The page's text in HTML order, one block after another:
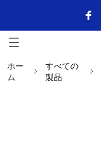
ホー
ム
すべての
製品